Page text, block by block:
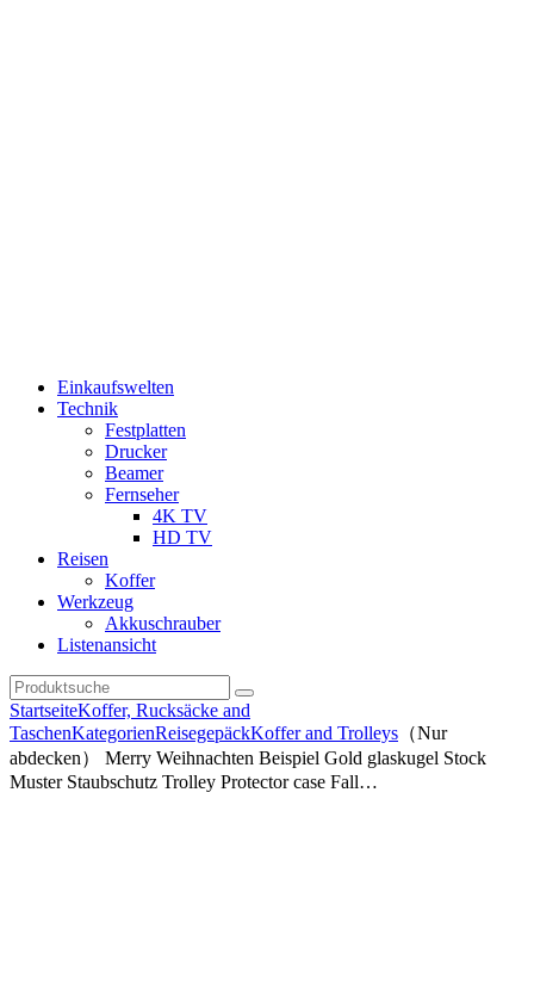
Einkaufswelten
Technik
Festplatten
Drucker
Beamer
Fernseher
4K TV
HD TV
Reisen
Koffer
Werkzeug
Akkuschrauber
Listenansicht
StartseiteKoffer, Rucksäcke and
TaschenKategorienReisegepäckKoffer and Trolleys （Nur
abdecken） Merry Weihnachten Beispiel Gold glaskugel Stock
Muster Staubschutz Trolley Protector case Fall…